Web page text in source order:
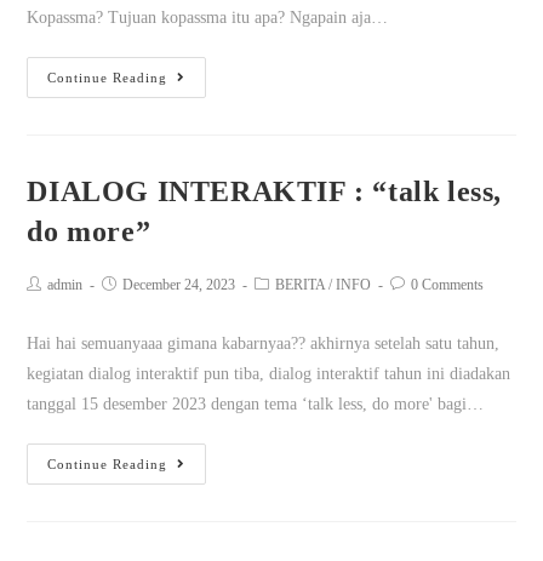
Kopassma? Tujuan kopassma itu apa? Ngapain aja…
Continue Reading
DIALOG INTERAKTIF : “talk less,
do more”
admin December 24, 2023 BERITA / INFO 0 Comments
Hai hai semuanyaaa gimana kabarnyaa?? akhirnya setelah satu tahun,
kegiatan dialog interaktif pun tiba, dialog interaktif tahun ini diadakan
tanggal 15 desember 2023 dengan tema ‘talk less, do more' bagi…
Continue Reading